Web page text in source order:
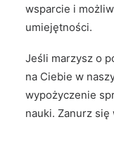
wsparcie i
umiejętności.
Jeśli marzysz o
na Ciebie w
wypożyczenie
nauki. Zanurz